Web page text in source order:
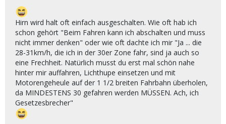
Hirn wird halt oft einfach ausgeschalten. Wie oft hab ich
schon gehört "Beim Fahren kann ich abschalten und muss
nicht immer denken" oder wie oft dachte ich mir "Ja ... die
28-31km/h, die ich in der 30er Zone fahr, sind ja auch so
eine Frechheit. Natürlich musst du erst mal schön nahe
hinter mir auffahren, Lichthupe einsetzen und mit
Motorengeheule auf der 1 1/2 breiten Fahrbahn überholen,
da MINDESTENS 30 gefahren werden MÜSSEN. Ach, ich
Gesetzesbrecher"